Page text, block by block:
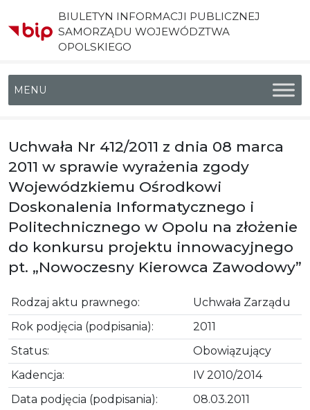
BIULETYN INFORMACJI PUBLICZNEJ
SAMORZĄDU WOJEWÓDZTWA
OPOLSKIEGO
Menu główne
Uchwała Nr 412/2011 z dnia 08 marca
2011 w sprawie wyrażenia zgody
Wojewódzkiemu Ośrodkowi
Doskonalenia Informatycznego i
Politechnicznego w Opolu na złożenie
do konkursu projektu innowacyjnego
pt. „Nowoczesny Kierowca Zawodowy”
Rodzaj aktu prawnego:
Uchwała Zarządu
Rok podjęcia (podpisania):
2011
Status:
Obowiązujący
Kadencja:
IV 2010/2014
Data podjęcia (podpisania):
08.03.2011